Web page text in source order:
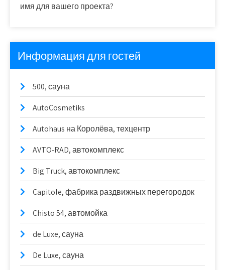
имя для вашего проекта?
Информация для гостей
500, сауна
AutoCosmetiks
Autohaus на Королёва, техцентр
AVTO-RAD, автокомплекс
Big Truck, автокомплекс
Capitole, фабрика раздвижных перегородок
Chisto 54, автомойка
de Luxe, сауна
De Luxe, сауна